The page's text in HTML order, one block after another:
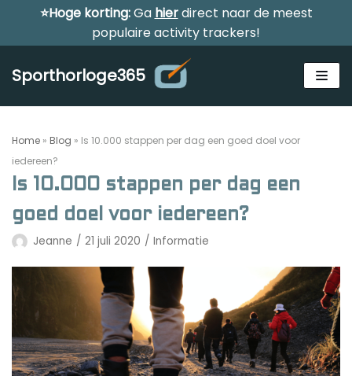
Meteen
inhoud
⭐Hoge korting:Ga hierdirect naar de meest
populaire activity trackers!
Sporthorloge365
Alle sporthorloges
Activity tracker
Smartwatches
Horloge voor kinderen
Gezondheidshorloge
Golfhorloge
Reviews
Amazfit
Apple
Home » Blog » Is 10.000 stappen per dag een goed doel voor
iedereen?
Is 10.000 stappen per dag een
goed doel voor iedereen?
Jeanne 21 juli 2020 Informatie